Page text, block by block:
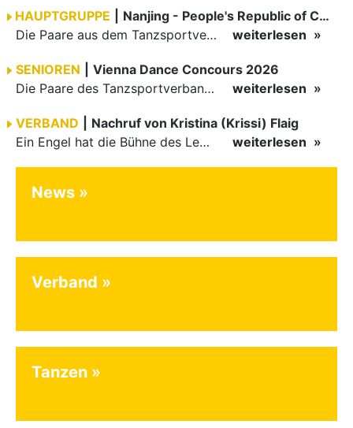
HAUPTGRUPPE
Nanjing - People's Republic of China
Die Paare aus dem Tanzsportverband Baden-Württemberg (TBW) haben beim hochklassig besetzten WDSF GrandSlam im chinesischen Nanjing wieder einmal auf internationalem Top-Niveau geglänzt. Das…
weiterlesen
SENIOREN
Vienna Dance Concours 2026
Die Paare des Tanzsportverbandes Baden-Württemberg (TBW) glänzten auf dem internationalen Parkett des Vienna Dance Concourse 2026 im Wiener Rathaus mit hervorragenden Platzierungen Ergebnisse unter: …
weiterlesen
VERBAND
Nachruf von Kristina (Krissi) Flaig
Ein Engel hat die Bühne des Lebens verlassen. Viel zu früh, plötzlich und für uns alle unfassbar, wurde unsere geliebte Kristina (Krissi) Flaig im Alter von 36 Jahren aus dem Leben gerissen. Das Tanzen…
weiterlesen
News
Verband
Tanzen